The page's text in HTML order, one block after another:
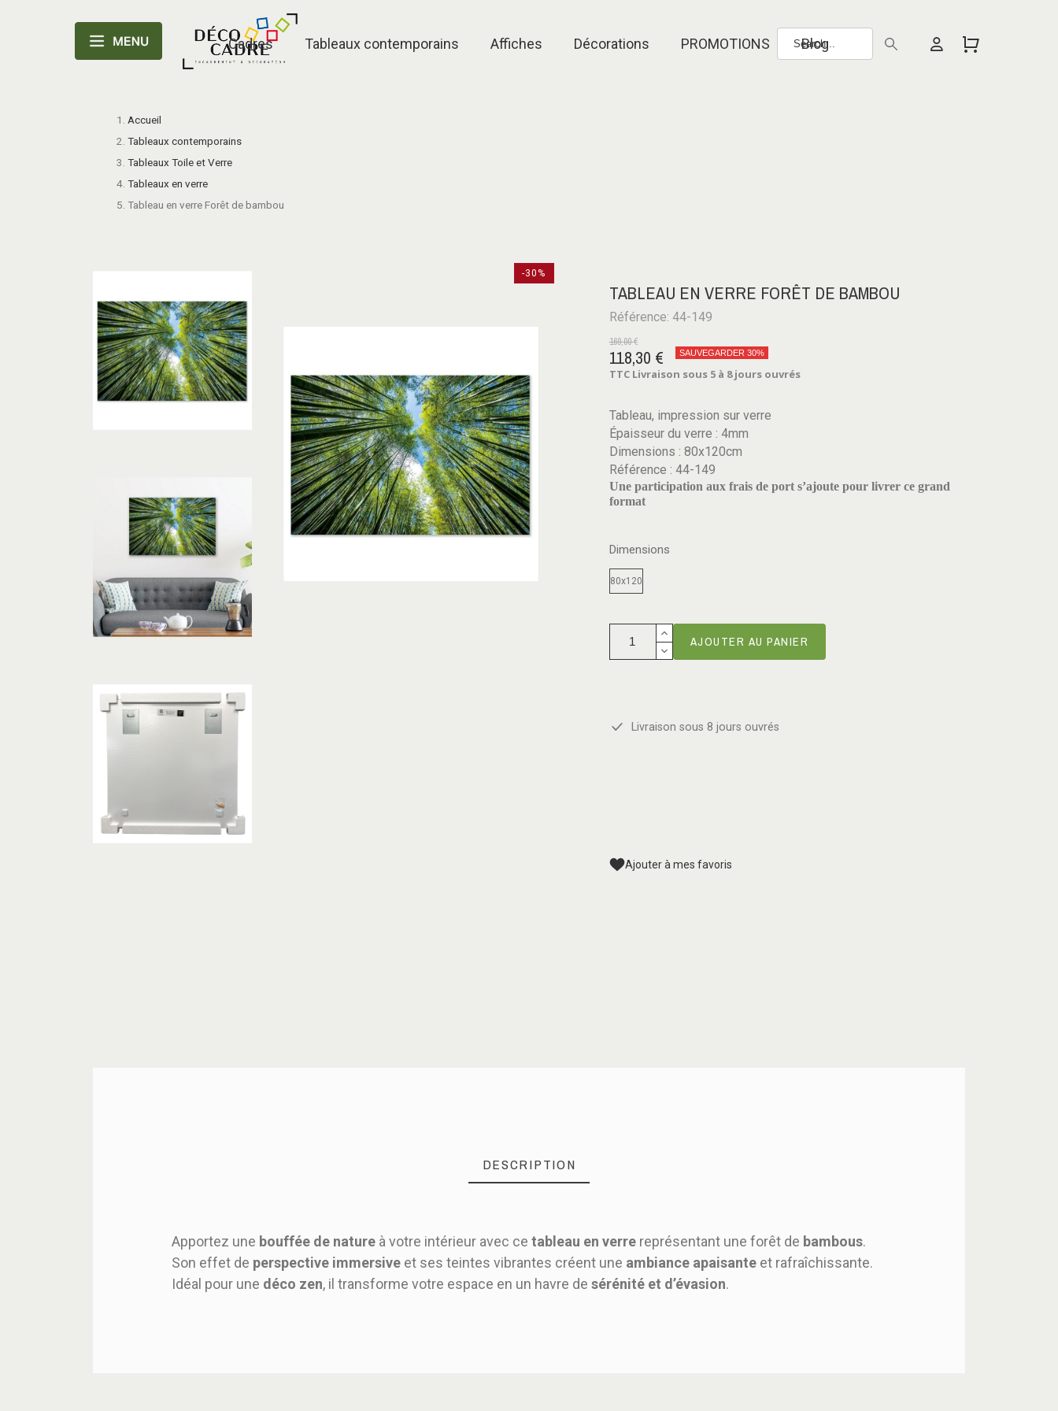
Cadres Tableaux contemporains Affiches Décorations PROMOTIONS Blog
Accueil
Tableaux contemporains
Tableaux Toile et Verre
Tableaux en verre
Tableau en verre Forêt de bambou
-30%
TABLEAU EN VERRE FORÊT DE BAMBOU
Référence: 44-149
169,00 €
118,30 € SAUVEGARDER 30%
TTC Livraison sous 5 à 8 jours ouvrés
Tableau, impression sur verre
Épaisseur du verre : 4mm
Dimensions : 80x120cm
Référence : 44-149
Une participation aux frais de port s’ajoute pour livrer ce grand
format
Dimensions
80x120
AJOUTER AU PANIER
Livraison sous 8 jours ouvrés
Ajouter à mes favoris
DESCRIPTION
Apportez une bouffée de nature à votre intérieur avec ce tableau en verre représentant une forêt de bambous.
Son effet de perspective immersive et ses teintes vibrantes créent une ambiance apaisante et rafraîchissante.
Idéal pour une déco zen, il transforme votre espace en un havre de sérénité et d’évasion.